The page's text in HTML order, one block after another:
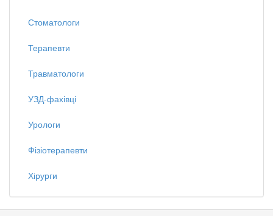
Стоматологи
Терапевти
Травматологи
УЗД-фахівці
Урологи
Фізіотерапевти
Хірурги